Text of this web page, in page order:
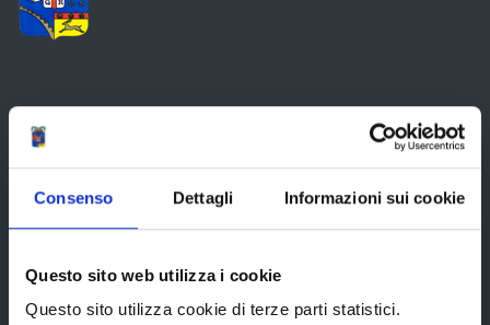
Consenso Dettagli Informazioni sui cookie
Questo sito web utilizza i cookie
Questo sito utilizza cookie di terze parti statistici.
La Provincia
Organi di governo
Statuto e Regolamenti
Amministrazione Trasparente
Uffici e orari